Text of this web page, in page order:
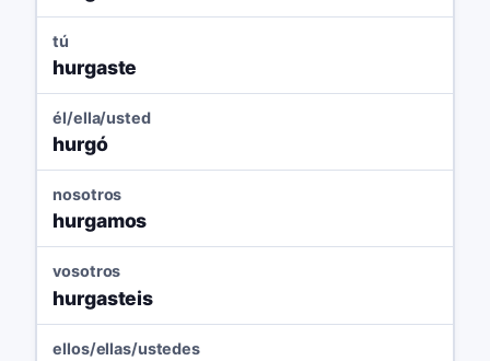
tú
hurgaste
él/ella/usted
hurgó
nosotros
hurgamos
vosotros
hurgasteis
ellos/ellas/ustedes